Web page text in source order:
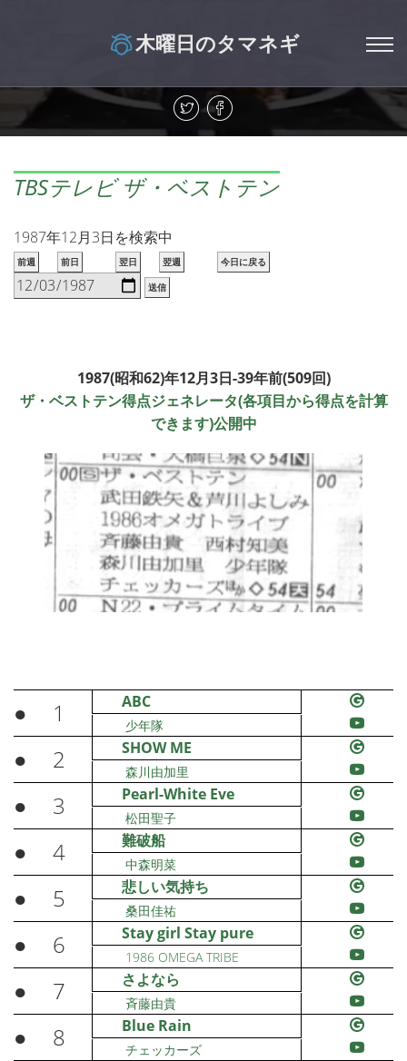
木曜日のタマネギ
TBSテレビ ザ・ベストテン
1987年12月3日を検索中
前週 前日 翌日 翌週 今日に戻る
送信
1987(昭和62)年12月3日-39年前(509回)
ザ・ベストテン得点ジェネレータ(各項目から得点を計算
できます)公開中
● 1 ABC
少年隊
● 2 SHOW ME
森川由加里
● 3 Pearl-White Eve
松田聖子
● 4 難破船
中森明菜
● 5 悲しい気持ち
桑田佳祐
● 6 Stay girl Stay pure
1986 OMEGA TRIBE
● 7 さよなら
斉藤由貴
● 8 Blue Rain
チェッカーズ